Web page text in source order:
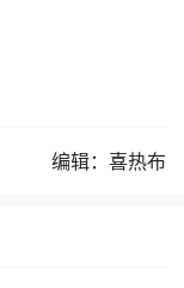
编辑：喜热布